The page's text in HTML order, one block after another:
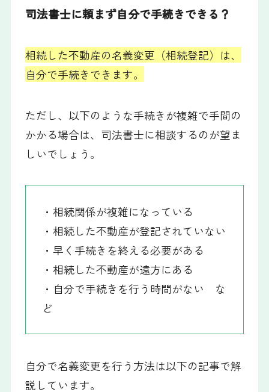
司法書士に頼まず自分で手続きできる？
相続した不動産の名義変更（相続登記）は、
自分で手続きできます。
ただし、以下のような手続きが複雑で手間の
かかる場合は、司法書士に相談するのが望ま
しいでしょう。
・相続関係が複雑になっている
・相続した不動産が登記されていない
・早く手続きを終える必要がある
・相続した不動産が遠方にある
・自分で手続きを行う時間がない な
ど
自分で名義変更を行う方法は以下の記事で解
説しています。